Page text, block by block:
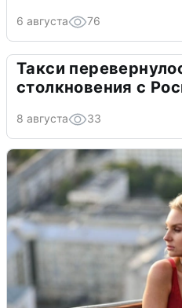
6 августа 76
Такси
столкновения с
8 августа 33